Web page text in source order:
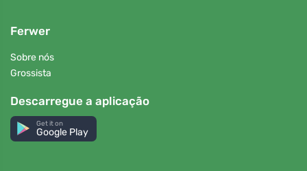
Ferwer
Sobre nós
Grossista
Descarregue a aplicação
Get it on
Google Play